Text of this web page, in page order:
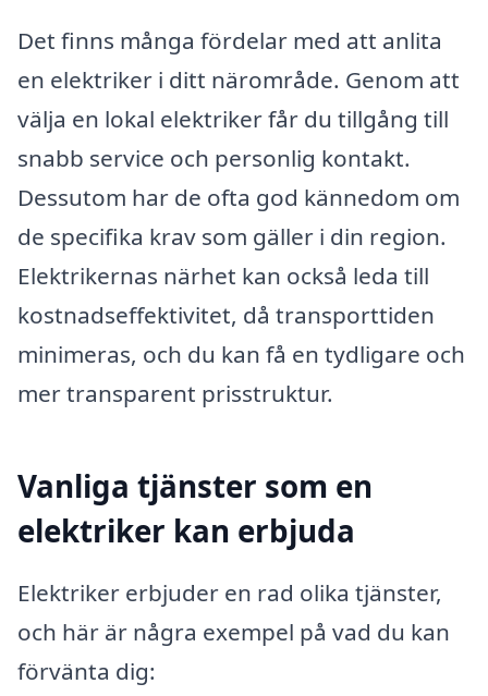
Det finns många fördelar med att anlita
en elektriker i ditt närområde. Genom att
välja en lokal elektriker får du tillgång till
snabb service och personlig kontakt.
Dessutom har de ofta god kännedom om
de specifika krav som gäller i din region.
Elektrikernas närhet kan också leda till
kostnadseffektivitet, då transporttiden
minimeras, och du kan få en tydligare och
mer transparent prisstruktur.
Vanliga tjänster som en
elektriker kan erbjuda
Elektriker erbjuder en rad olika tjänster,
och här är några exempel på vad du kan
förvänta dig: